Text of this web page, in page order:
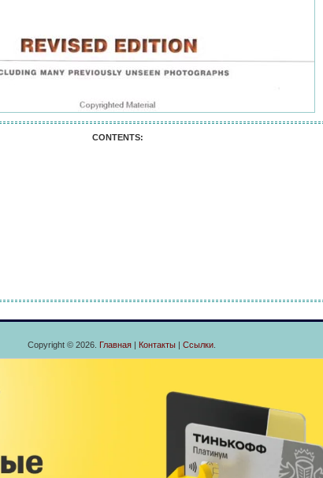
CONTENTS:
Copyright © 2026. Главная| Контакты| Ссылки.